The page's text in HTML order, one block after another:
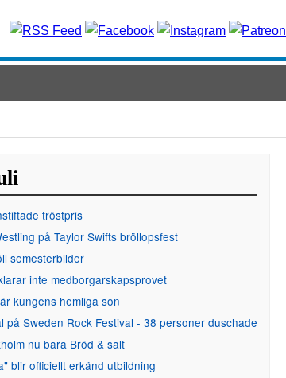
tröstpris
på Taylor Swifts bröllopsfest
semesterbilder
inte medborgarskapsprovet
kungens hemliga son
på Sweden Rock Festival - 38 personer duschade
nu bara Bröd & salt
blir officiellt erkänd utbildning